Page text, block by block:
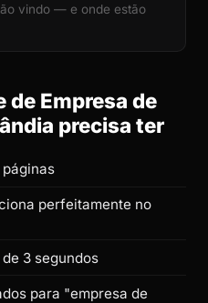
vindo — e onde estão
de Empresa de
precisa ter
perfeitamente no
3 segundos
para "empresa de